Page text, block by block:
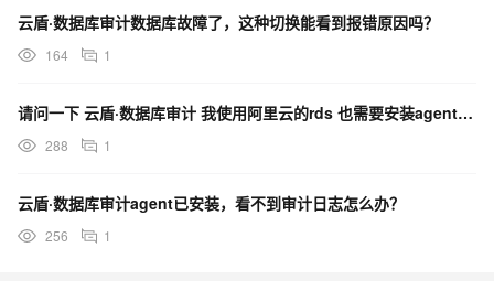
云盾·数据库审计数据库故障了，这种切换能看到报错原因吗？
164 1
请问一下 云盾·数据库审计 我使用阿里云的rds 也需要安装agent吗？
288 1
云盾·数据库审计agent已安装，看不到审计日志怎么办？
256 1